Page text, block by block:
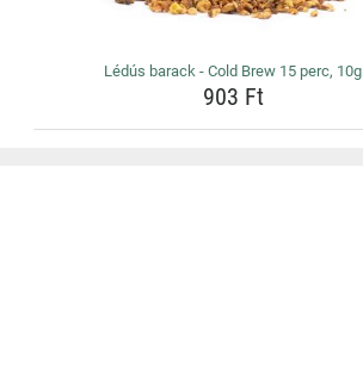
Lédús barack - Cold Brew 15 perc, 10g
903 Ft